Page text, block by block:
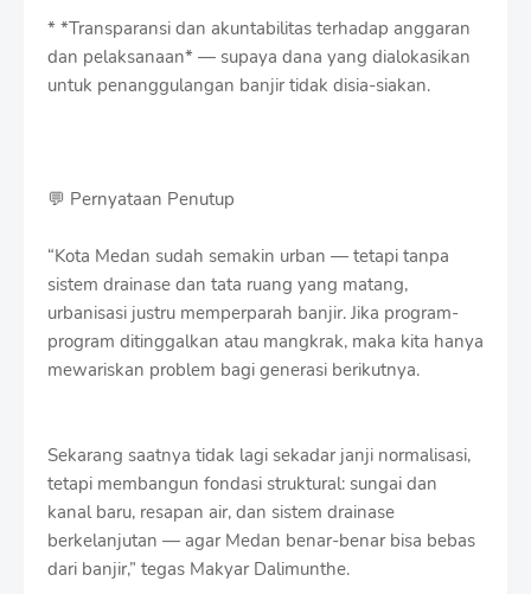
* *Transparansi dan akuntabilitas terhadap anggaran
dan pelaksanaan* — supaya dana yang dialokasikan
untuk penanggulangan banjir tidak disia-siakan.
💬 Pernyataan Penutup
“Kota Medan sudah semakin urban — tetapi tanpa
sistem drainase dan tata ruang yang matang,
urbanisasi justru memperparah banjir. Jika program-
program ditinggalkan atau mangkrak, maka kita hanya
mewariskan problem bagi generasi berikutnya.
Sekarang saatnya tidak lagi sekadar janji normalisasi,
tetapi membangun fondasi struktural: sungai dan
kanal baru, resapan air, dan sistem drainase
berkelanjutan — agar Medan benar-benar bisa bebas
dari banjir,” tegas Makyar Dalimunthe.